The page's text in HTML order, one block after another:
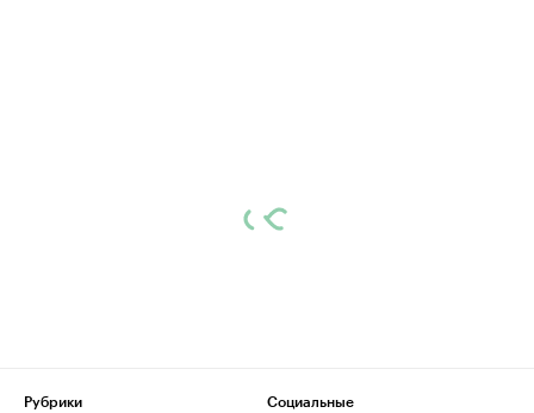
Рубрики
Социальные